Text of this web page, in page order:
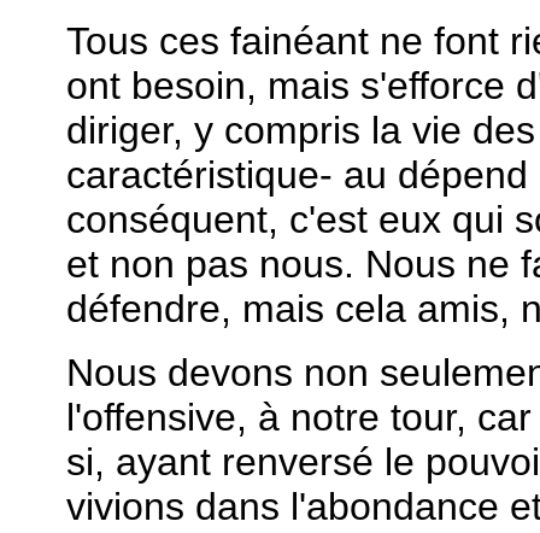
Tous ces fainéant ne font
ont besoin, mais s'efforce
diriger, y compris la vie
caractéristique- au
conséquent, c'est eux qui
et non pas nous. Nous ne
défendre, mais cela amis,
Nous devons non
l'offensive, à notre tour,
si, ayant renversé le
vivions dans l'abondance